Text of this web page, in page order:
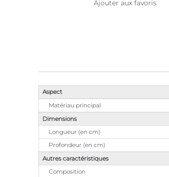
Ajouter aux favoris
Aspect
Matériau principal
Dimensions
Longueur (en cm)
Profondeur (en cm)
Autres caractéristiques
Composition